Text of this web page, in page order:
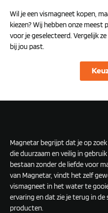
Wil je een vismagneet kopen,
kiezen? Wij hebben onze
voor je geselecteerd. Vergelijk
bij jou past.
Magnetar begrijpt dat je op
die duurzaam en veilig in
bestaan zonder de liefde voor
van Magnetar, vindt het zelf
vismagneet in het water te
ervaring en dat zie je terug in
producten.